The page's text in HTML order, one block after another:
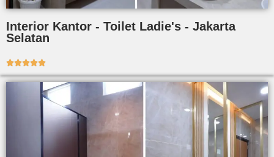
Interior Kantor - Toilet Ladie's - Jakarta
Selatan
